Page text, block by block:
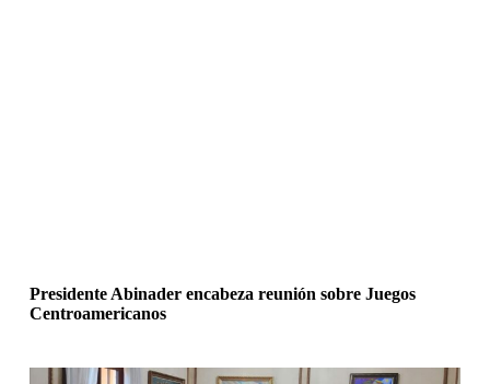
Presidente Abinader encabeza reunión sobre Juegos
Centroamericanos